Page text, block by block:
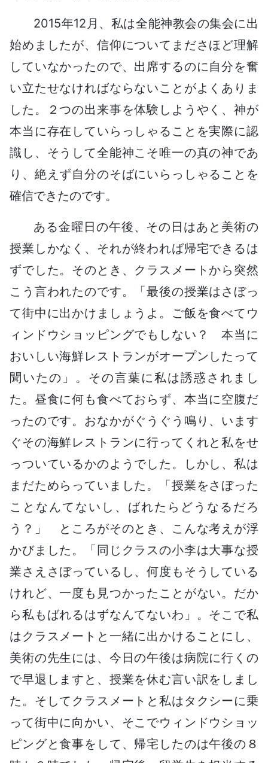
2015年12月、私は全能神教会の集会に出
始めましたが、信仰についてまださほど理解
していなかったので、出席するのに自分を奮
い立たせなければならないことがよくありま
した。２つの出来事を体験しようやく、神が
本当に存在していらっしゃることを実際に認
識し、そうして全能神こそ唯一の真の神であ
り、絶えず自分のそばにいらっしゃることを
確信できたのです。
ある金曜日の午後、その日はあと美術の
授業しかなく、それが終われば帰宅できるは
ずでした。そのとき、クラスメートから突然
こう言われたのです。「最後の授業はさぼっ
て街中に出かけましょうよ。ご飯を食べてウ
ィンドウショッピングでもしない？ 本当に
おいしい海鮮レストランがオープンしたって
聞いたの」。その言葉に私は誘惑されまし
た。昼食に何も食べておらず、本当に空腹だ
ったのです。おなかがぐうぐう鳴り、います
ぐその海鮮レストランに行ってくれと私をせ
っついているかのようでした。しかし、私は
まだためらっていました。「授業をさぼった
ことなんてないし、ばれたらどうなるだろ
う？」 ところがそのとき、こんな考えが浮
かびました。「同じクラスの小李は大事な授
業さえさぼっているし、何度もそうしている
けれど、一度も見つかったことがない。だか
ら私もばれるはずなんてないわ」。そこで私
はクラスメートと一緒に出かけることにし、
美術の先生には、今日の午後は病院に行くの
で早退しますと、授業を休む言い訳をしまし
た。そしてクラスメートと私はタクシーに乗
って街中に向かい、そこでウィンドウショッ
ピングと食事をして、帰宅したのは午後の８